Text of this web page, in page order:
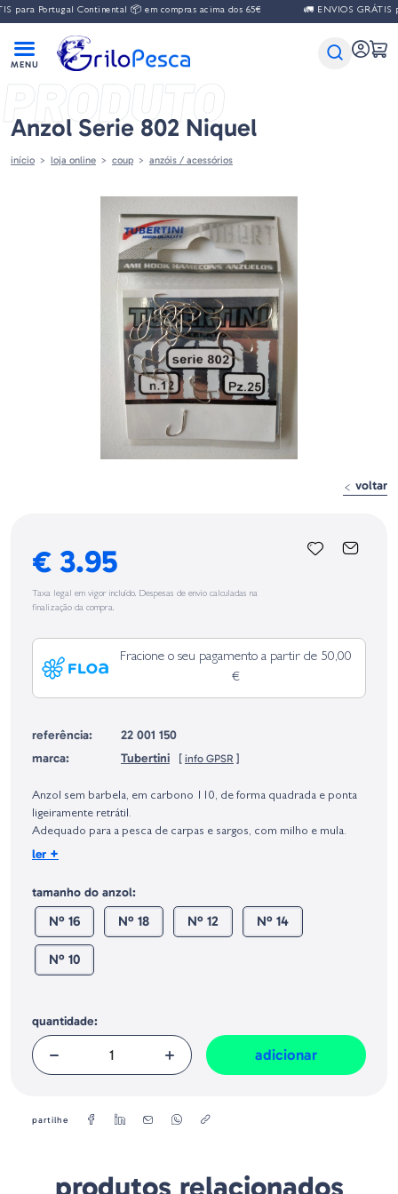
para Portugal Continental 📦 em compras acima dos 65€ 🚛 ENVIOS GRÁTIS
PRODUTO
Anzol Serie 802 Niquel
início loja online coup anzóis / acessórios
voltar
€ 3.95
Taxa legal em vigor incluído. Despesas de envio calculadas na
finalização da compra.
Fracione o seu pagamento a partir de 50,00
€
referência:
22 001 150
marca:
Tubertini [ info GPSR ]
Europeia, dos produtos da marca, conforme requerido no Regulamento
Geral sobre a Segurança dos Produtos (GPSR):
Anzol sem barbela, em carbono 110, de forma quadrada e ponta
ligeiramente retrátil.
Adequado para a pesca de carpas e sargos, com milho e mula.
ler +
tamanho do anzol:
Nº 16 Nº 18 Nº 12 Nº 14
Nº 10
quantidade:
adicionar
partilhe